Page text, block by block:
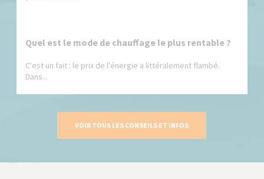
Quel est le mode de chauffage le plus rentable ?
C'est un fait : le prix de l'énergie a littéralement flambé.
Dans...
VOIR TOUS LES CONSEILS ET INFOS